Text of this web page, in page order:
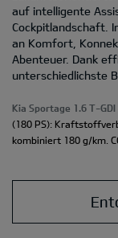
auf intelligente
Cockpitlandschaft.
an Komfort,
Abenteuer. Dank
unterschiedlichste
Kia Sportage 1.6 T-GDI
(180 PS):
kombiniert 180 g/km.